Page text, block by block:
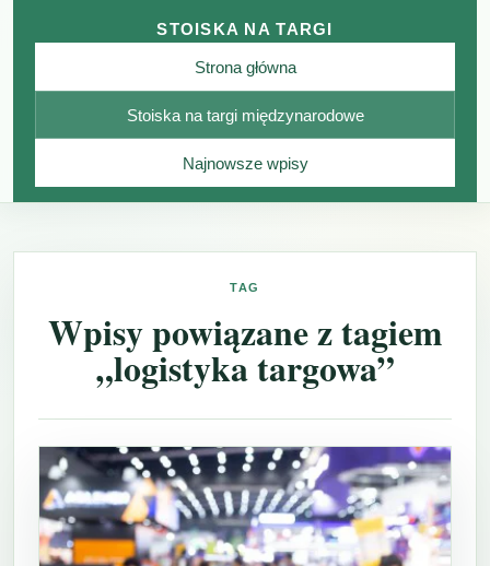
STOISKA NA TARGI
Strona główna
Stoiska na targi międzynarodowe
Najnowsze wpisy
TAG
Wpisy powiązane z tagiem
„logistyka targowa”